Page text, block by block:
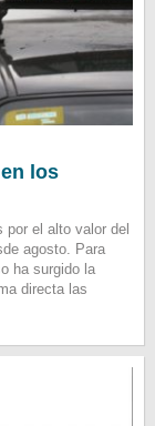
los
por el alto valor del
agosto. Para
ha surgido la
directa las